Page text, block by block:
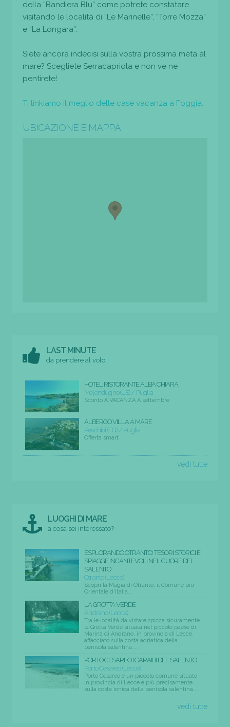
della “Bandiera Blu” come potrete constatare
visitando le località di “Le Marinelle”, “Torre Mozza”
e “La Longara”.
Siete ancora indecisi sulla vostra prossima meta al
mare? Scegliete Serracapriola e non ve ne
pentirete!
Ti linkiamo il meglio delle case vacanza a Foggia.
UBICAZIONE E MAPPA
LAST MINUTE
da prendere al volo
HOTEL RISTORANTE ALBA CHIARA
Melendugno (LE) / Puglia
Sconto A VACANZA A settembre
ALBERGO VILLA A MARE
Peschici (FG) / Puglia
Offerta smart
vedi tutte
LUOGHI DI MARE
a cosa sei interessato?
ESPLORANDO OTRANTO: TESORI STORICI E
SPIAGGE INCANTEVOLI NEL CUORE DEL
SALENTO
Otranto (Lecce)
Scopri la Magia di Otranto, il Comune più
Orientale d'Italia...
LA GROTTA VERDE
Andrano (Lecce)
Tra le località da vistare spicca sicuramente
la Grotta Verde situata nel piccolo paese di
Marina di Andrano, in provincia di Lecce,
affacciato sulla costa adriatica della
penisola salentina....
PORTO CESAREO I CARAIBI DEL SALENTO
Porto Cesareo (Lecce)
Porto Cesareo è un piccolo comune situato
in provincia di Lecce e più precisamente
sulla costa ionica della penisola salentina....
vedi tutte